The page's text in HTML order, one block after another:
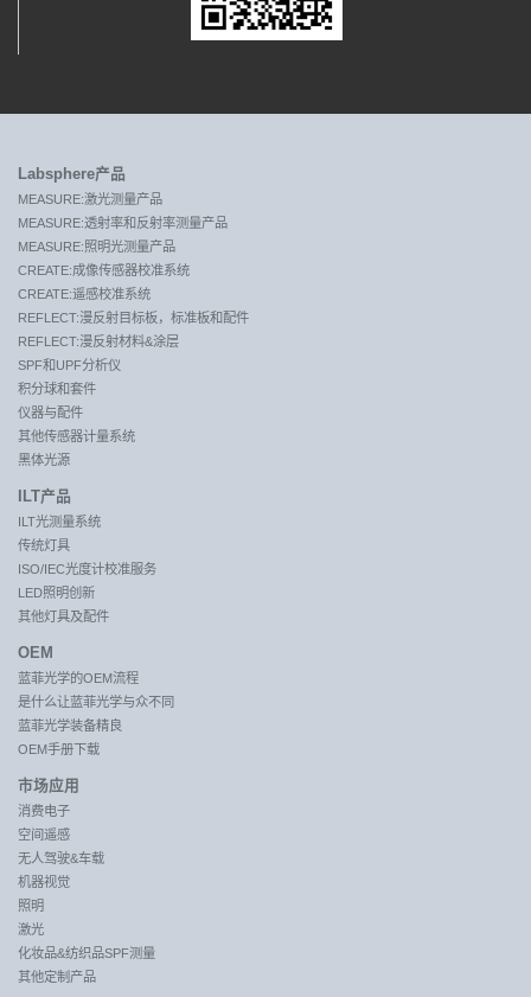
Labsphere产品
MEASURE:激光测量产品
MEASURE:透射率和反射率测量产品
MEASURE:照明光测量产品
CREATE:成像传感器校准系统
CREATE:遥感校准系统
REFLECT:漫反射目标板，标准板和配件
REFLECT:漫反射材料&涂层
SPF和UPF分析仪
积分球和套件
仪器与配件
其他传感器计量系统
黑体光源
ILT产品
ILT光测量系统
传统灯具
ISO/IEC光度计校准服务
LED照明创新
其他灯具及配件
OEM
蓝菲光学的OEM流程
是什么让蓝菲光学与众不同
蓝菲光学装备精良
OEM手册下载
市场应用
消费电子
空间遥感
无人驾驶&车载
机器视觉
照明
激光
化妆品&纺织品SPF测量
其他定制产品